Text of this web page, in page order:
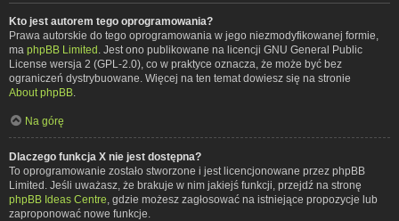
Kto jest autorem tego oprogramowania?
Prawa autorskie do tego oprogramowania w jego niezmodyfikowanej formie,
ma phpBB Limited . Jest ono publikowane na licencji GNU General Public
License wersja 2 (GPL-2.0), co w praktyce oznacza, że może być bez
ograniczeń dystrybuowane. Więcej na ten temat dowiesz się na stronie
About phpBB
Na górę
Dlaczego funkcja X nie jest dostępna?
To oprogramowanie zostało stworzone i jest licencjonowane przez phpBB
Limited. Jeśli uważasz, że brakuje w nim jakiejś funkcji, przejdź na stronę
phpBB Ideas Centre , gdzie możesz zagłosować na istniejące propozycje lub
zaproponować nowe funkcje.